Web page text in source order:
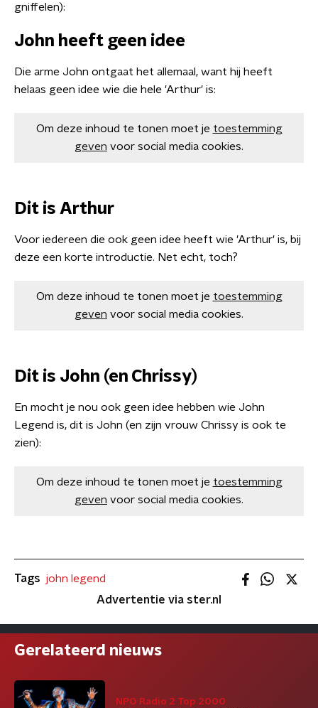
gniffelen):
John heeft geen idee
Die arme John ontgaat het allemaal, want hij heeft
helaas geen idee wie die hele 'Arthur' is:
Om deze inhoud te tonen moet je toestemming
geven voor social media cookies.
Dit is Arthur
Voor iedereen die ook geen idee heeft wie 'Arthur' is, bij
deze een korte introductie. Net echt, toch?
Om deze inhoud te tonen moet je toestemming
geven voor social media cookies.
Dit is John (en Chrissy)
En mocht je nou ook geen idee hebben wie John
Legend is, dit is John (en zijn vrouw Chrissy is ook te
zien):
Om deze inhoud te tonen moet je toestemming
geven voor social media cookies.
Tags john legend
Advertentie via ster.nl
Gerelateerd nieuws
NPO Radio 2 Top 2000